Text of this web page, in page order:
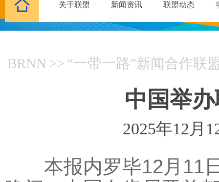
关于联盟 新闻资讯 联盟动态
BRNN >> “一带一路”新闻合作联
中国举
2025年12月
本报内罗毕12月11日